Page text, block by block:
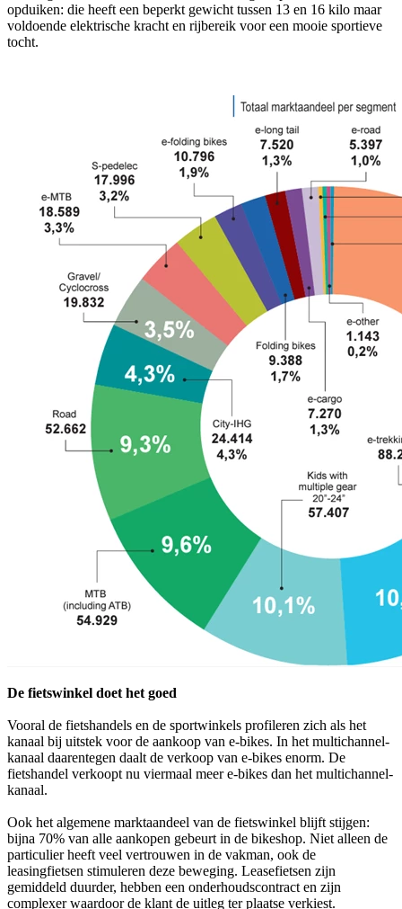
opduiken: die heeft een beperkt gewicht tussen 13 en 16 kilo maar
voldoende elektrische kracht en rijbereik voor een mooie sportieve
tocht.
De fietswinkel doet het goed
Vooral de fietshandels en de sportwinkels profileren zich als het
kanaal bij uitstek voor de aankoop van e-bikes. In het multichannel-
kanaal daarentegen daalt de verkoop van e-bikes enorm. De
fietshandel verkoopt nu viermaal meer e-bikes dan het multichannel-
kanaal.
Ook het algemene marktaandeel van de fietswinkel blijft stijgen:
bijna 70% van alle aankopen gebeurt in de bikeshop. Niet alleen de
particulier heeft veel vertrouwen in de vakman, ook de
leasingfietsen stimuleren deze beweging. Leasefietsen zijn
gemiddeld duurder, hebben een onderhoudscontract en zijn
complexer waardoor de klant de uitleg ter plaatse verkiest.